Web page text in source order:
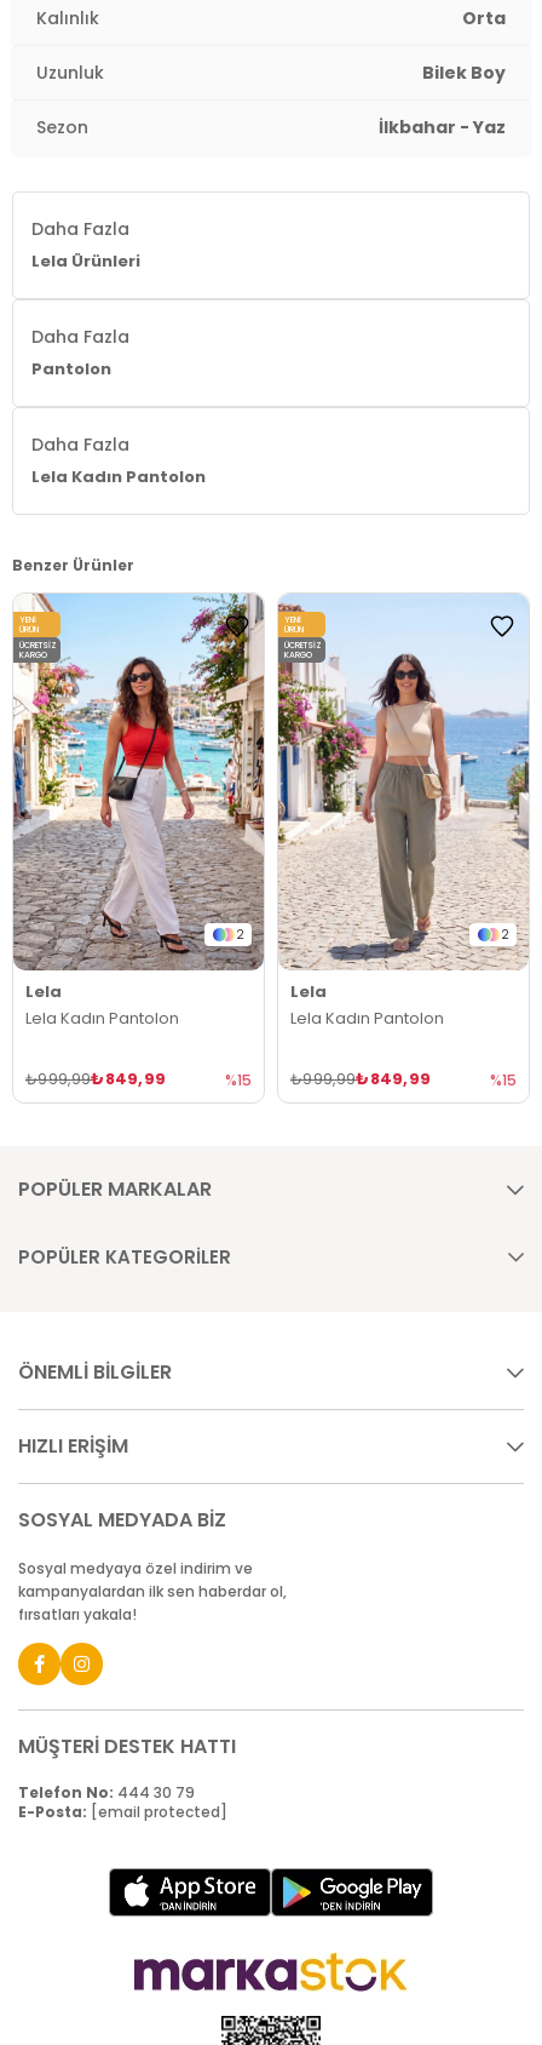
2DY5865019.07
Kalınlık Orta
Uzunluk Bilek Boy
Sezon İlkbahar - Yaz
Daha Fazla
Lela Ürünleri
Daha Fazla
Pantolon
Daha Fazla
Lela Kadın Pantolon
Benzer Ürünler
2
Lela
Lela Kadın Pantolon
₺849,99
₺999,99 %15
YENI
ÜRÜN
ÜCRETSIZ
KARGO
2
Lela
Lela Kadın Pantolon
₺849,99
₺999,99 %15
YENI
ÜRÜN
ÜCRETSIZ
KARGO
POPÜLER MARKALAR
POPÜLER KATEGORİLER
ÖNEMLİ BİLGİLER
HIZLI ERİŞİM
SOSYAL MEDYADA BİZ
Sosyal medyaya özel indirim ve
kampanyalardan ilk sen haberdar ol,
fırsatları yakala!
MÜŞTERİ DESTEK HATTI
Telefon No: 444 30 79
E-Posta: [email protected]